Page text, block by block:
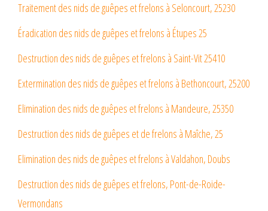
Traitement des nids de guêpes et frelons à Seloncourt, 25230
Éradication des nids de guêpes et frelons à Étupes 25
Destruction des nids de guêpes et frelons à Saint-Vit 25410
Extermination des nids de guêpes et frelons à Bethoncourt, 25200
Elimination des nids de guêpes et frelons à Mandeure, 25350
Destruction des nids de guêpes et de frelons à Maîche, 25
Elimination des nids de guêpes et frelons à Valdahon, Doubs
Destruction des nids de guêpes et frelons, Pont-de-Roide-
Vermondans